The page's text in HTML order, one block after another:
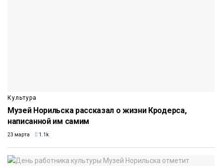
Культура
Музей Норильска рассказал о жизни Кродерса,
написанной им самим
23 марта 1.1k